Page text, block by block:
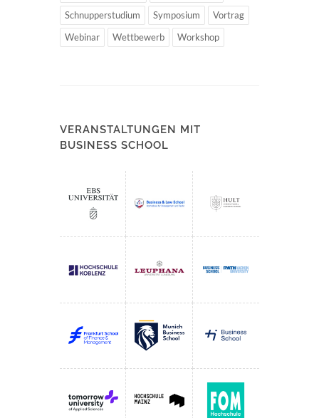
Schnupperstudium
Symposium
Vortrag
Webinar
Wettbewerb Workshop
VERANSTALTUNGEN MIT
BUSINESS SCHOOL